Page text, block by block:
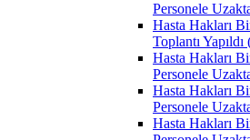
Personele
Hasta Hakları
Toplantı
Hasta Hakları
Personele
Hasta Hakları
Personele
Hasta Hakları